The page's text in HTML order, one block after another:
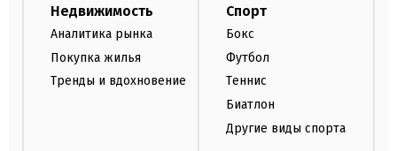
Недвижимость
Аналитика рынка
Покупка жилья
Тренды и вдохновение
Спорт
Бокс
Футбол
Теннис
Биатлон
Другие виды спорта